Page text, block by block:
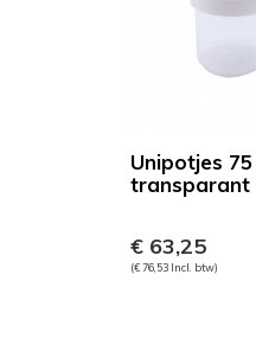
Unipotjes
transparant
€ 63,25
(€ 76,53 Incl. btw)